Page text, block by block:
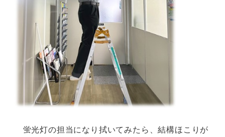
蛍光灯の担当になり拭いてみたら、結構ほこりが